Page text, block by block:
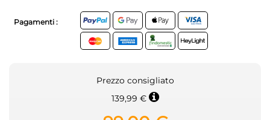
Pagamenti :
Prezzo consigliato
139,99 €